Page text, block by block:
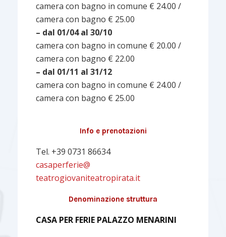
camera con bagno in comune € 24.00 /
camera con bagno € 25.00
– dal 01/04 al 30/10
camera con bagno in comune € 20.00 /
camera con bagno € 22.00
– dal 01/11 al 31/12
camera con bagno in comune € 24.00 /
camera con bagno € 25.00
Info e prenotazioni
Tel. +39 0731 86634
casaperferie@
teatrogiovaniteatropirata.it
Denominazione struttura
CASA PER FERIE PALAZZO MENARINI